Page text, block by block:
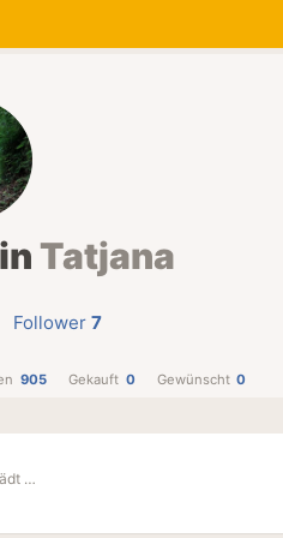
Tatjana
Follower 7
905 Gekauft 0 Gewünscht 0
…